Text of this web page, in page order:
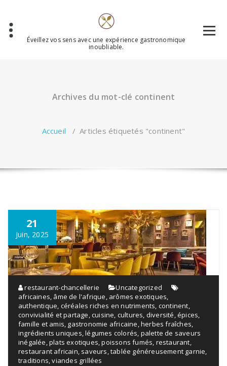
contenu
Éveillez vos sens avec une expérience gastronomique
inoubliable.
Archives du mot-clé continent
Accueil /Articles étiquetés "continent"
21
Juin, 2025
restaurant-chancellerie
Uncategorized
africaines, âme de l'afrique, arômes exotiques,
authentique, céréales riches en nutriments, continent,
convivialité et partage,cuisine, cultures, diversité,épices,
famille et amis, gastronomie africaine,herbes fraîches,
ingrédients uniques,légumes colorés, palette de saveurs
inégalée,plats exotiques,poissons fumés, restaurant,
restaurant africain, saveurs,tablée généreusement garnie,
traditions,viandes grillées